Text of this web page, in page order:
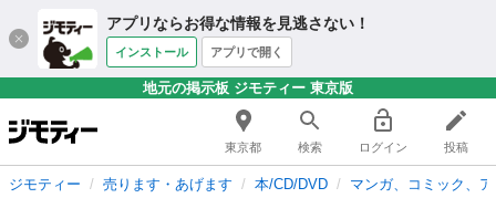
アプリならお得な情報を見逃さない！
インストール アプリで開く
地元の掲示板 ジモティー 東京版
東京都 検索 ログイン 投稿
ジモティー 売ります・あげます 本/CD/DVD マンガ、コミック、